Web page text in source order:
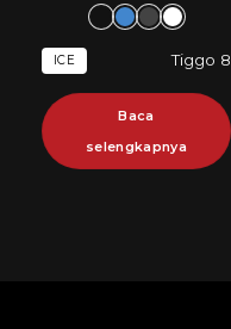
ICE Tiggo 8
Baca
selengkapnya